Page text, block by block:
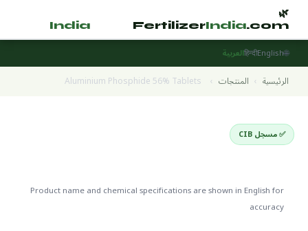
🌿
FertilizerIndia.com
India
🌐
English
हिन्दीالعربية
الرئيسية › المنتجات ›
Aluminium Phosphide 56% Tablets
✅ مسجل CIB
Product name and chemical specifications are shown in English for
accuracy